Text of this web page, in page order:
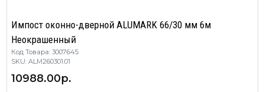
Импост оконно-дверной ALUMARK 66/30 мм 6м
Неокрашенный
Код Товара: 3007645
SKU: ALM260301.01
10988.00р.